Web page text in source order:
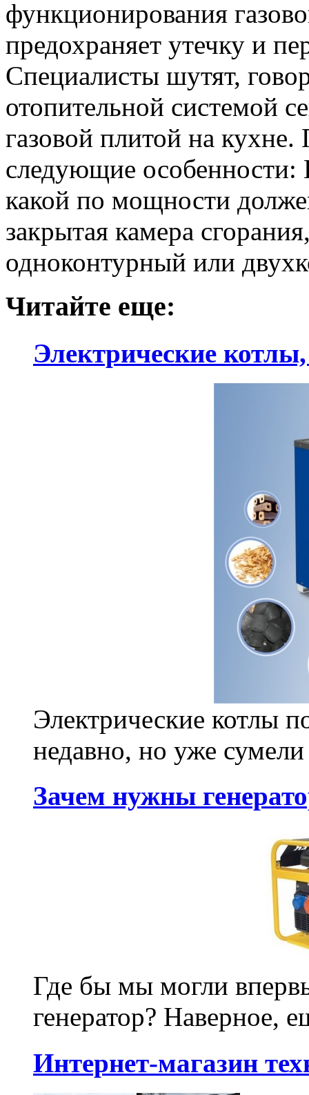
функционирования
предохраняет утечку и
Специалисты шутят,
отопительной системой
газовой плитой на
следующие
какой по мощности
закрытая камера
одноконтурный или
Читайте еще:
Электрические
Электрические котлы
недавно, но уже сумели
Зачем нужны
Где бы мы могли
генератор? Наверное,
Интернет-магазин